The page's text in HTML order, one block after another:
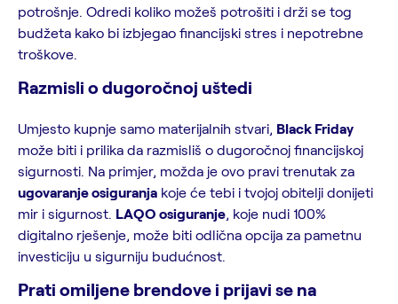
potrošnje. Odredi koliko možeš potrošiti i drži se tog
budžeta kako bi izbjegao financijski stres i nepotrebne
troškove.
Razmisli o dugoročnoj uštedi
Umjesto kupnje samo materijalnih stvari, Black Friday
može biti i prilika da razmisliš o dugoročnoj financijskoj
sigurnosti. Na primjer, možda je ovo pravi trenutak za
ugovaranje osiguranja koje će tebi i tvojoj obitelji donijeti
mir i sigurnost. LAQO osiguranje, koje nudi 100%
digitalno rješenje, može biti odlična opcija za pametnu
investiciju u sigurniju budućnost.
Prati omiljene brendove i prijavi se na